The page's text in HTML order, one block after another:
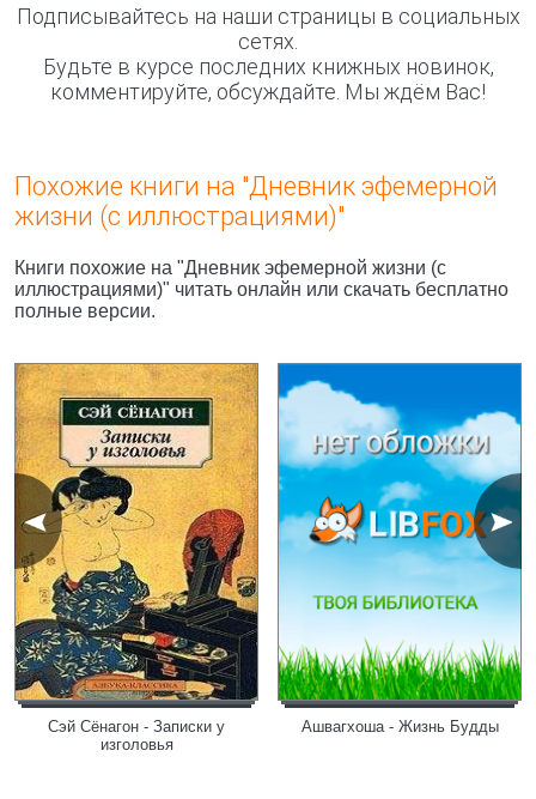
Подписывайтесь на наши страницы в социальных
сетях.
Будьте в курсе последних книжных новинок,
комментируйте, обсуждайте. Мы ждём Вас!
Похожие книги на "Дневник эфемерной
жизни (с иллюстрациями)"
Книги похожие на "Дневник эфемерной жизни (с
иллюстрациями)" читать онлайн или скачать бесплатно
полные версии.
Сэй Сёнагон - Записки у
изголовья
Ашвагхоша - Жизнь Будды